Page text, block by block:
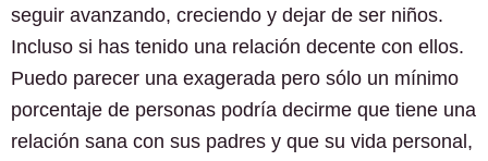
seguir avanzando, creciendo y dejar de ser niños.
Incluso si has tenido una relación decente con ellos.
Puedo parecer una exagerada pero sólo un mínimo
porcentaje de personas podría decirme que tiene una
relación sana con sus padres y que su vida personal,